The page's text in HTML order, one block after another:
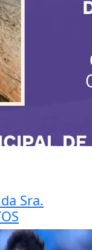
Sra.